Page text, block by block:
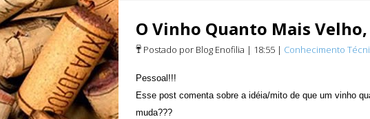
O Vinho Quanto Mais
Postado por Blog Enofilia | 18:55 | Conhecimento
Pessoal!!!
Esse post comenta sobre a idéia/mito de que um vinho
muda???